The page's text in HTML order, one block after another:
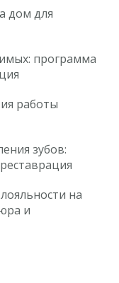
дом для
программа
работы
зубов:
на
и